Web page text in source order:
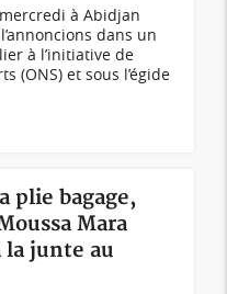
à Abidjan
dans un
à l’initiative de
(ONS) et sous l’égide
plie bagage,
Mara
la junte au